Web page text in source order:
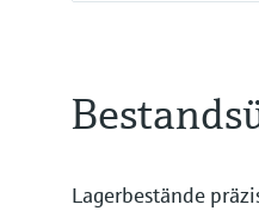
Lagerbestände